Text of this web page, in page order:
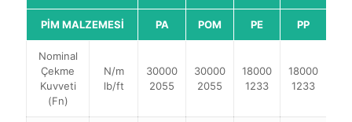
PİM MALZEMESİ PA POM PE PP
Nominal
Çekme
Kuvveti
(Fn)
N/m
lb/ft
30000
2055
30000
2055
18000
1233
18000
1233